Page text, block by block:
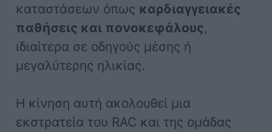
καταστάσεων όπως καρδιαγγειακές
παθήσεις και πονοκεφάλους,
ιδιαίτερα σε οδηγούς μέσης ή
μεγαλύτερης ηλικίας.
Η κίνηση αυτή ακολουθεί μια
εκστρατεία του RAC και της ομάδας